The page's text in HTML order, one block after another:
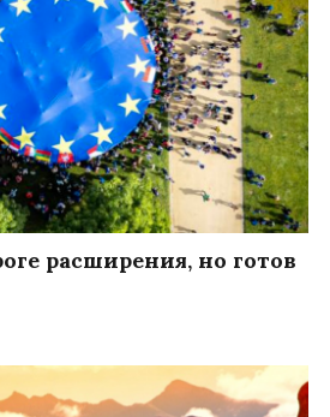
расширения, но готов